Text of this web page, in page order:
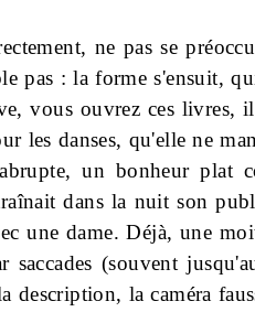
ne pas se
pas : la forme s'ensuit,
vous ouvrez ces
les danses, qu'elle ne
un bonheur plat
dans la nuit son
une dame. Déjà, une
saccades (souvent
description, la caméra